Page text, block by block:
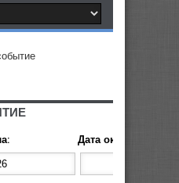
: Дата окончания